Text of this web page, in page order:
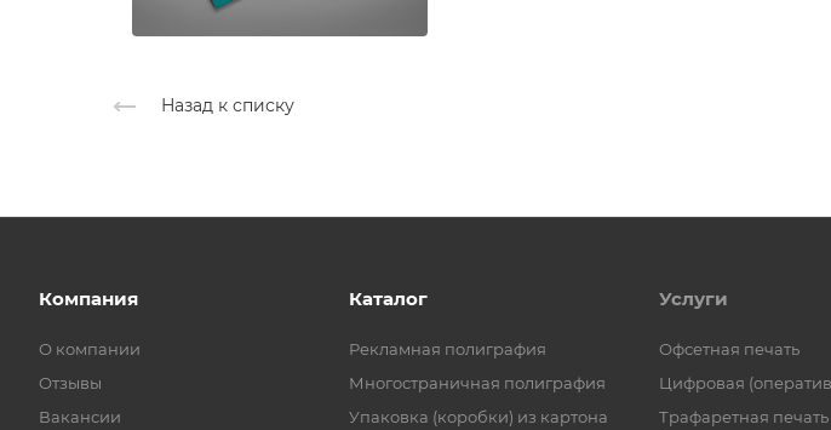
Назад к списку
Компания
О компании
Отзывы
Вакансии
Каталог
Рекламная полиграфия
Многостраничная полиграфия
Упаковка (коробки) из картона
Услуги
Офсетная печать
Цифровая
Трафаретная печать